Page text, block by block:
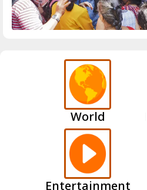
World
Entertainment